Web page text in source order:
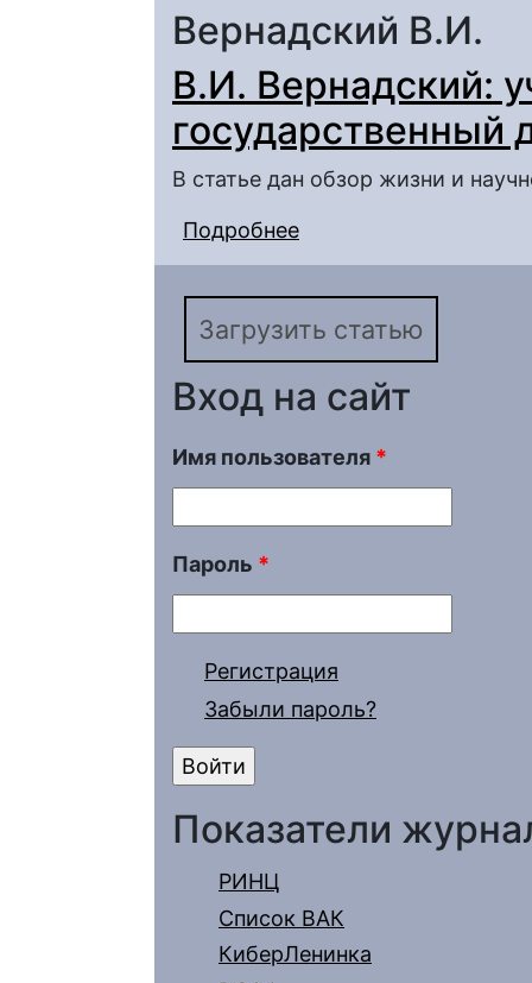
Вернадский В.И.
В.И. Вернадский:
государственный
В статье дан обзор жизни и
Подробнее
Загрузить статью
Вход на сайт
Имя пользователя *
Пароль *
Регистрация
Забыли пароль?
Показатели
РИНЦ
Список ВАК
КиберЛенинка